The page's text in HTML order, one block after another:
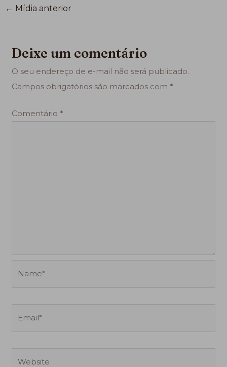
← Mídia anterior
Deixe um comentário
O seu endereço de e-mail não será publicado.
Campos obrigatórios são marcados com *
Comentário *